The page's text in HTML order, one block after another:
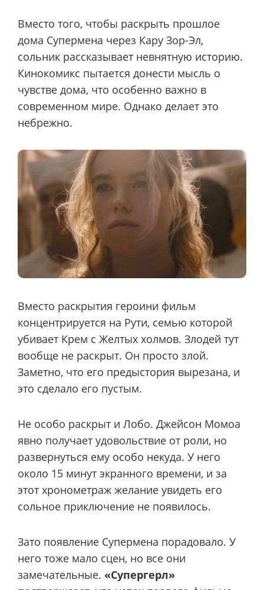
Вместо того, чтобы раскрыть прошлое
дома Супермена через Кару Зор-Эл,
сольник рассказывает невнятную историю.
Кинокомикс пытается донести мысль о
чувстве дома, что особенно важно в
современном мире. Однако делает это
небрежно.
Вместо раскрытия героини фильм
концентрируется на Рути, семью которой
убивает Крем с Желтых холмов. Злодей тут
вообще не раскрыт. Он просто злой.
Заметно, что его предыстория вырезана, и
это сделало его пустым.
Не особо раскрыт и Лобо. Джейсон Момоа
явно получает удовольствие от роли, но
развернуться ему особо некуда. У него
около 15 минут экранного времени, и за
этот хронометраж желание увидеть его
сольное приключение не появилось.
Зато появление Супермена порадовало. У
него тоже мало сцен, но все они
замечательные. «Супергерл»